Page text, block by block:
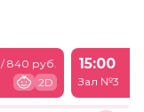
840 руб.
2D
15:00
Зал №3